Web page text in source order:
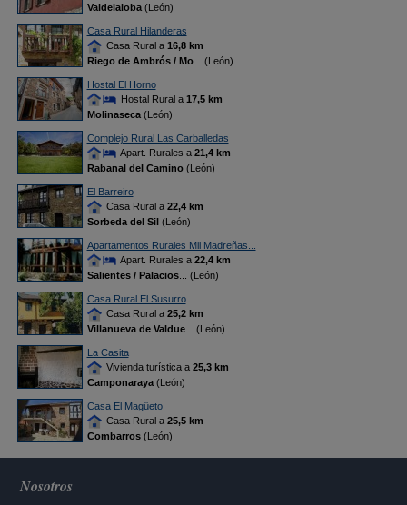
Valdelaloba(León)
Casa Rural Hilanderas
Casa Rural a 16,8 km
Riego de Ambrós / Mo... (León)
Hostal El Horno
Hostal Rural a 17,5 km
Molinaseca(León)
Complejo Rural Las Carballedas
Apart. Rurales a 21,4 km
Rabanal del Camino(León)
El Barreiro
Casa Rural a 22,4 km
Sorbeda del Sil(León)
Apartamentos Rurales Mil Madreñas...
Apart. Rurales a 22,4 km
Salientes / Palacios... (León)
Casa Rural El Susurro
Casa Rural a 25,2 km
Villanueva de Valdue... (León)
La Casita
Vivienda turística a 25,3 km
Camponaraya(León)
Casa El Magüeto
Casa Rural a 25,5 km
Combarros(León)
Nosotros